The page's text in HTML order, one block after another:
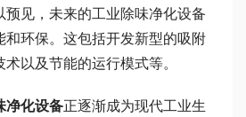
见，未来的工业除味净化设备
环保。这包括开发新型的吸附
以及节能的运行模式等。
净化设备正逐渐成为现代工业生